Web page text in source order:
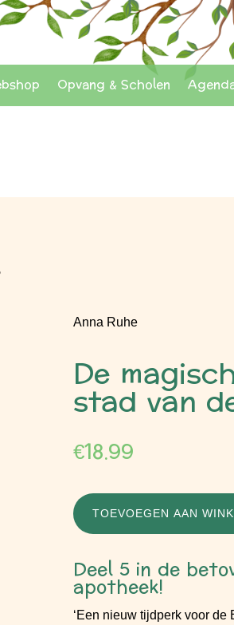
Opvang & Scholen
Anna Ruhe
De
stad van
€18.99
TOEVOEGEN AAN
Deel 5 in de
apotheek!
‘Een nieuw tijdperk voor de